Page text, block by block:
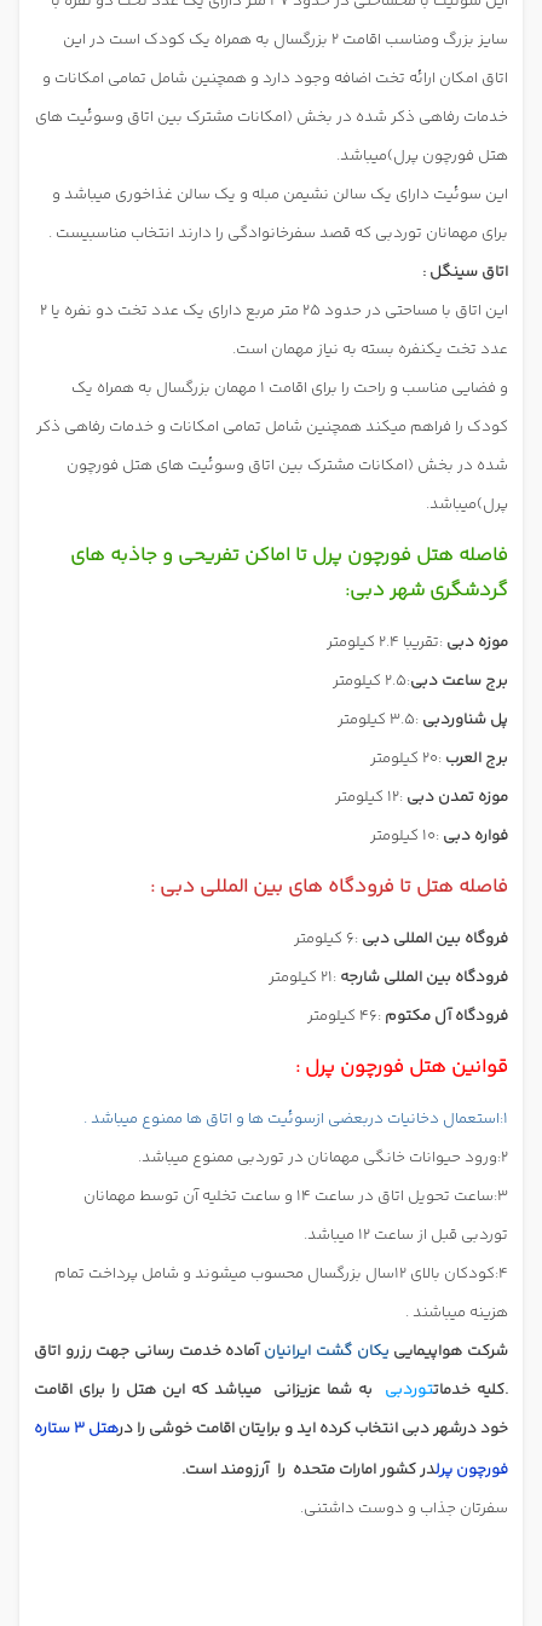
سایز بزرگ ومناسب اقامت 2 بزرگسال به همراه یک کودک است در این
اتاق امکان ارائه تخت اضافه وجود دارد و همچنین شامل تمامی امکانات و
خدمات رفاهی ذکر شده در بخش (امکانات مشترک بین اتاق وسوئیت های
هتل فورچون پرل)میباشد.
این سوئیت دارای یک سالن نشیمن مبله و یک سالن غذاخوری میباشد و
برای مهمانان توردبی که قصد سفرخانوادگی را دارند انتخاب مناسبیست .
اتاق سینگل :
این اتاق با مساحتی در حدود 25 متر مربع دارای یک عدد تخت دو نفره یا 2
عدد تخت یکنفره بسته به نیاز مهمان است.
و فضایی مناسب و راحت را برای اقامت 1 مهمان بزرگسال به همراه یک
کودک را فراهم میکند همچنین شامل تمامی امکانات و خدمات رفاهی ذکر
شده در بخش (امکانات مشترک بین اتاق وسوئیت های هتل فورچون
پرل)میباشد.
فاصله هتل فورچون پرل تا اماکن تفریحی و جاذبه های
گردشگری شهر دبی:
موزه دبی :تقریبا 2.4 کیلومتر
برج ساعت دبی:2.5 کیلومتر
پل شناوردبی :3.5 کیلومتر
برج العرب :20 کیلومتر
موزه تمدن دبی :12 کیلومتر
فواره دبی :10 کیلومتر
فاصله هتل تا فرودگاه های بین المللی دبی :
فروگاه بین المللی دبی :6 کیلومتر
فرودگاه بین المللی شارجه :21 کیلومتر
فرودگاه آل مکتوم :46 کیلومتر
قوانین هتل فورچون پرل :
1:استعمال دخانیات دربعضی ازسوئیت ها و اتاق ها ممنوع میباشد .
2:ورود حیوانات خانگی مهمانان در توردبی ممنوع میباشد.
3:ساعت تحویل اتاق در ساعت 14 و ساعت تخلیه آن توسط مهمانان
توردبی قبل از ساعت 12 میباشد.
4:کودکان بالای 12سال بزرگسال محسوب میشوند و شامل پرداخت تمام
هزینه میباشند .
شرکت هواپیمایی یکان گشت ایرانیانآماده خدمت رسانی جهت رزرو اتاق
.کلیه خدماتتوردبی به شما عزیزانی میباشد که این هتل را برای اقامت
خود درشهر دبی انتخاب کرده اید و برایتان اقامت خوشی را در
هتل 3 ستاره
فورچون پرلدر کشور امارات متحده را آرزومند است.
سفرتان جذاب و دوست داشتنی.